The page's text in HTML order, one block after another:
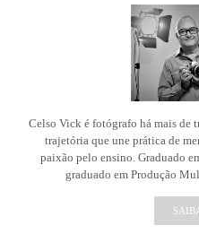
Celso Vick é fotógrafo há mais de
trajetória que une prática de
paixão pelo ensino. Graduado
graduado em Produção